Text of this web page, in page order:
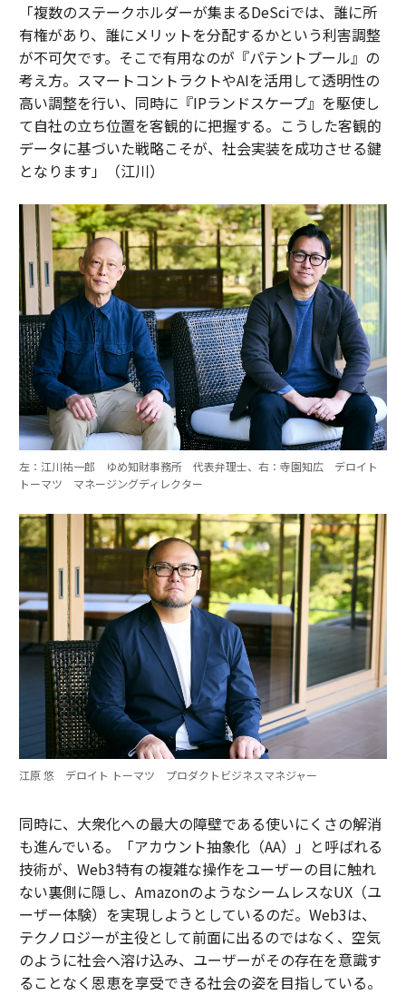
「複数のステークホルダーが集まるDeSciでは、誰に所
有権があり、誰にメリットを分配するかという利害調整
が不可欠です。そこで有用なのが『パテントプール』の
考え方。スマートコントラクトやAIを活用して透明性の
高い調整を行い、同時に『IPランドスケープ』を駆使し
て自社の立ち位置を客観的に把握する。こうした客観的
データに基づいた戦略こそが、社会実装を成功させる鍵
となります」（江川）
左：江川祐一郎 ゆめ知財事務所 代表弁理士、右：寺園知広 デロイト
トーマツ マネージングディレクター
江原 悠 デロイト トーマツ プロダクトビジネスマネジャー
同時に、大衆化への最大の障壁である使いにくさの解消
も進んでいる。「アカウント抽象化（AA）」と呼ばれる
技術が、Web3特有の複雑な操作をユーザーの目に触れ
ない裏側に隠し、AmazonのようなシームレスなUX（ユ
ーザー体験）を実現しようとしているのだ。Web3は、
テクノロジーが主役として前面に出るのではなく、空気
のように社会へ溶け込み、ユーザーがその存在を意識す
ることなく恩恵を享受できる社会の姿を目指している。